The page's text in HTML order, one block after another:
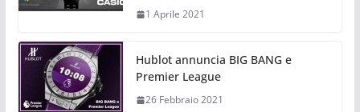
1 Aprile 2021
Hublot annuncia BIG BANG e
Premier League
26 Febbraio 2021